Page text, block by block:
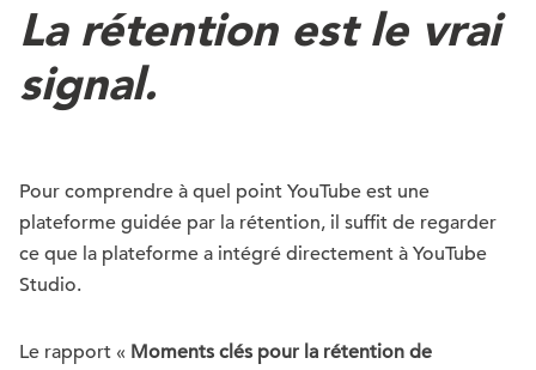
La rétention est le vrai
signal.
Pour comprendre à quel point YouTube est une
plateforme guidée par la rétention, il suffit de regarder
ce que la plateforme a intégré directement à YouTube
Studio.
Le rapport « Moments clés pour la rétention de